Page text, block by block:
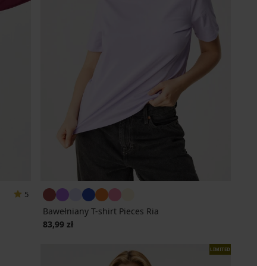
5
Bawełniany T-shirt Pieces Ria
83,99 zł
LIMITED